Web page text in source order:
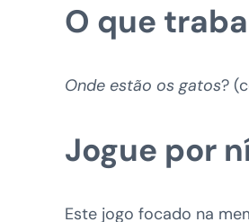
O que
Onde estão os gatos?
Jogue por
Este jogo focado na